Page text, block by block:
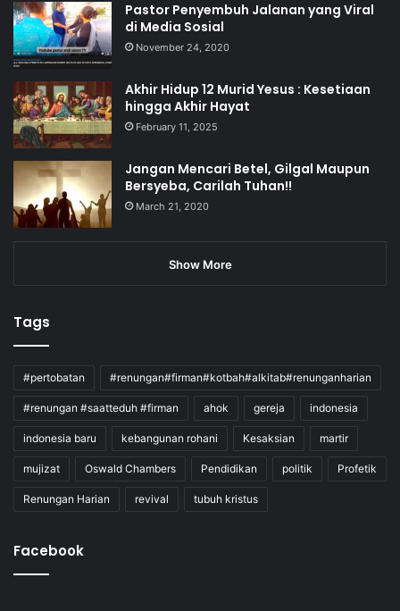
Pastor Penyembuh Jalanan yang Viral
di Media Sosial
November 24, 2020
Akhir Hidup 12 Murid Yesus : Kesetiaan
hingga Akhir Hayat
February 11, 2025
Jangan Mencari Betel, Gilgal Maupun
Bersyeba, Carilah Tuhan!!
March 21, 2020
Show More
Tags
#pertobatan #renungan#firman#kotbah#alkitab#renunganharian
#renungan #saatteduh #firman ahok gereja indonesia
indonesia baru kebangunan rohani Kesaksian martir
mujizat Oswald Chambers Pendidikan politik Profetik
Renungan Harian revival tubuh kristus
Facebook